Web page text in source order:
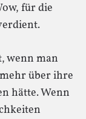
für die
wenn man
über ihre
hätte. Wenn